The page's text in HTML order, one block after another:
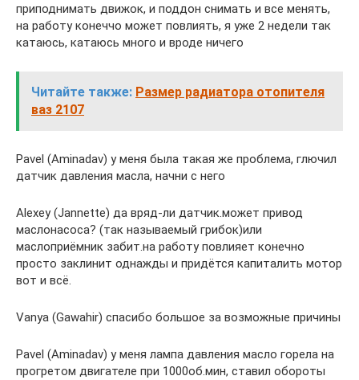
приподнимать движок, и поддон снимать и все менять,
на работу конеччо может повлиять, я уже 2 недели так
катаюсь, катаюсь много и вроде ничего
Читайте также: Размер радиатора отопителя
ваз 2107
Pavel (Aminadav) у меня была такая же проблема, глючил
датчик давления масла, начни с него
Alexey (Jannette) да вряд-ли датчик.может привод
маслонасоса? (так называемый грибок)или
маслоприёмник забит.на работу повлияет конечно
просто заклинит однажды и придётся капиталить мотор
вот и всё.
Vanya (Gawahir) спасибо большое за возможные причины
Pavel (Aminadav) у меня лампа давления масло горела на
прогретом двигателе при 1000об.мин, ставил обороты